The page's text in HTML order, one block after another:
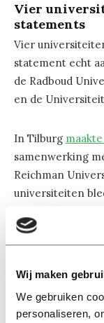
Wij maken
We gebruiken
personaliseren,
Vier
statements
Vier
statement echt
de Radboud
en de
In Tilburg
samenwerking
Reichman
universiteiten
systematische
mensenrechten
universiteit volgt
onafhankelijke